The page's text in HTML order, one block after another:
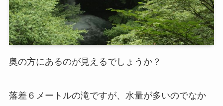
奥の方にあるのが見えるでしょうか？
落差６メートルの滝ですが、水量が多いのでなか